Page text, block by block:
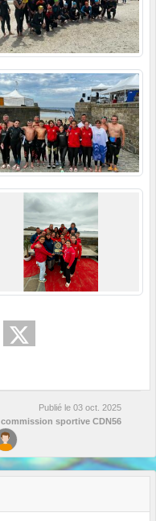
Publié le 03 oct. 2025
commission sportive CDN56